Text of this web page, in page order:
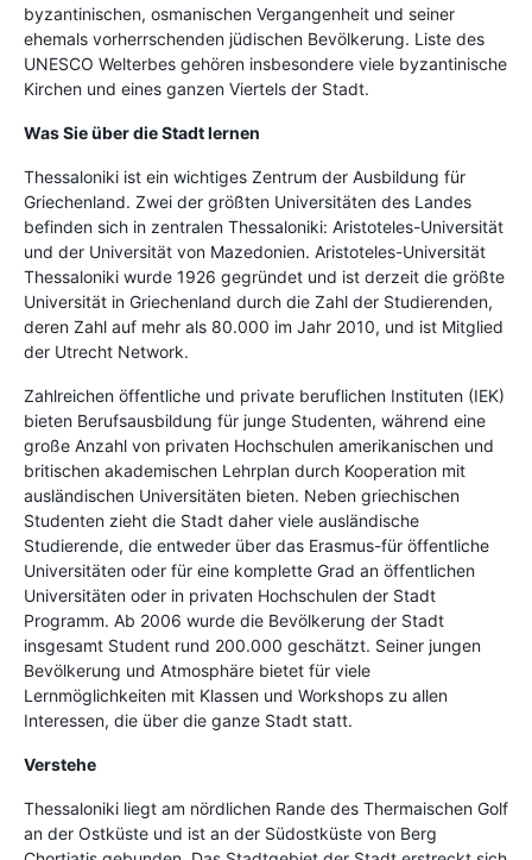
byzantinischen, osmanischen Vergangenheit und seiner
ehemals vorherrschenden jüdischen Bevölkerung. Liste des
UNESCO Welterbes gehören insbesondere viele byzantinische
Kirchen und eines ganzen Viertels der Stadt.
Was Sie über die Stadt lernen
Thessaloniki ist ein wichtiges Zentrum der Ausbildung für
Griechenland. Zwei der größten Universitäten des Landes
befinden sich in zentralen Thessaloniki: Aristoteles-Universität
und der Universität von Mazedonien. Aristoteles-Universität
Thessaloniki wurde 1926 gegründet und ist derzeit die größte
Universität in Griechenland durch die Zahl der Studierenden,
deren Zahl auf mehr als 80.000 im Jahr 2010, und ist Mitglied
der Utrecht Network.
Zahlreichen öffentliche und private beruflichen Instituten (IEK)
bieten Berufsausbildung für junge Studenten, während eine
große Anzahl von privaten Hochschulen amerikanischen und
britischen akademischen Lehrplan durch Kooperation mit
ausländischen Universitäten bieten. Neben griechischen
Studenten zieht die Stadt daher viele ausländische
Studierende, die entweder über das Erasmus-für öffentliche
Universitäten oder für eine komplette Grad an öffentlichen
Universitäten oder in privaten Hochschulen der Stadt
Programm. Ab 2006 wurde die Bevölkerung der Stadt
insgesamt Student rund 200.000 geschätzt. Seiner jungen
Bevölkerung und Atmosphäre bietet für viele
Lernmöglichkeiten mit Klassen und Workshops zu allen
Interessen, die über die ganze Stadt statt.
Verstehe
Thessaloniki liegt am nördlichen Rande des Thermaischen Golf
an der Ostküste und ist an der Südostküste von Berg